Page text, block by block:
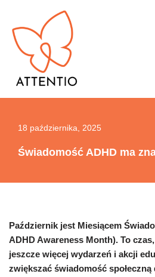
Przejdź
do
treści
18 października, 2025
Świadomość ADHD ma
Październik jest Miesiącem
ADHD Awareness Month). To
jeszcze więcej wydarzeń i akcji
zwiększać świadomość społeczną